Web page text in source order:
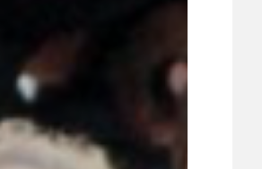
ÚJEZD NAD LESY